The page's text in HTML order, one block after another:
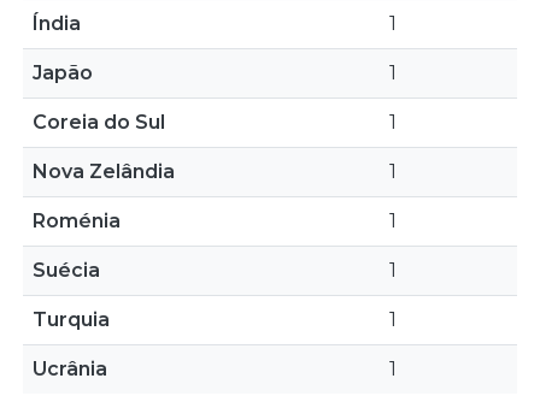
Índia 1
Japão 1
Coreia do Sul 1
Nova Zelândia 1
Roménia 1
Suécia 1
Turquia 1
Ucrânia 1